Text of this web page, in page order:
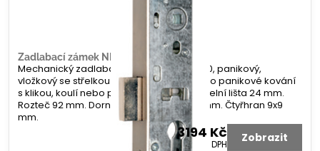
Zadlabací zámek NEMEF 9670
Mechanický zadlabací zámek NEMEF 9670, panikový,
vložkový se střelkou a závorou. Určeno pro panikové kování
s klikou, koulí nebo panikovou hrazdou. Čelní lišta 24 mm.
Rozteč 92 mm. Dorn 30, 35, 40, nebo 45 mm. Čtyřhran 9x9
mm.
3194 Kč
2640 Kč bez DPH Zobrazit